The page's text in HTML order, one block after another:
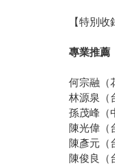
【特別
專業推薦
何宗融（
林源泉（
孫茂峰（
陳光偉（
陳彥元（
陳俊良（